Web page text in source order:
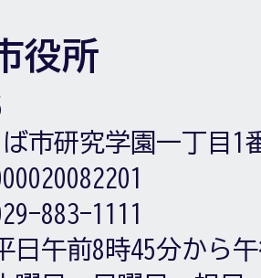
役所
市研究学園一丁目1
883-1111
日午前8時45分から